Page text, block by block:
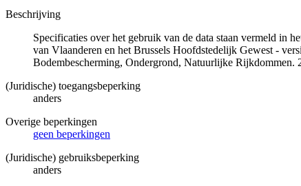
Beschrijving
Specificaties over het gebruik van de data staan vermeld in
van Vlaanderen en het Brussels Hoofdstedelijk Gewest -
Bodembescherming, Ondergrond, Natuurlijke Rijkdommen.
(Juridische) toegangsbeperking
anders
Overige beperkingen
geen beperkingen
(Juridische) gebruiksbeperking
anders